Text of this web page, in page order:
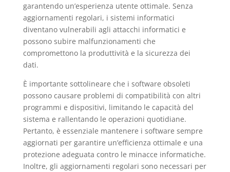
garantendo un’esperienza utente ottimale. Senza
aggiornamenti regolari, i sistemi informatici
diventano vulnerabili agli attacchi informatici e
possono subire malfunzionamenti che
compromettono la produttività e la sicurezza dei
dati.
È importante sottolineare che i software obsoleti
possono causare problemi di compatibilità con altri
programmi e dispositivi, limitando le capacità del
sistema e rallentando le operazioni quotidiane.
Pertanto, è essenziale mantenere i software sempre
aggiornati per garantire un’efficienza ottimale e una
protezione adeguata contro le minacce informatiche.
Inoltre, gli aggiornamenti regolari sono necessari per